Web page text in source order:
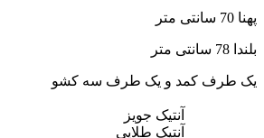
پهنا 70 سانتی متر
بلندا 78 سانتی متر
یک طرف کمد و یک طرف سه کشو
آنتیک جویز
آنتیک طلایی